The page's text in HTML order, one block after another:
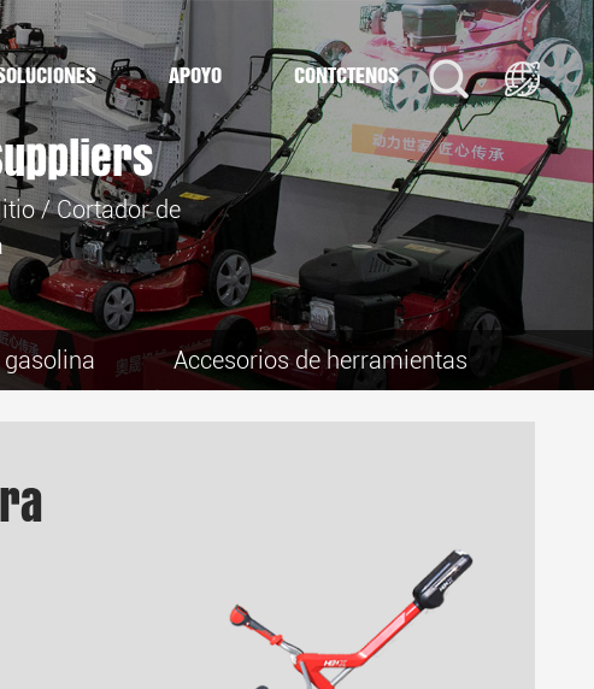
APOYO CONTÁCTENOS
/Cortador de
Accesorios de herramientas